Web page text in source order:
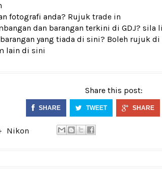
fotografi anda? Rujuk trade in
dan barangan terkini di GDJ? sila
yang tiada di sini? Boleh rujuk di
lain di sini
Share this post:
SHARE TWEET SHARE
Nikon